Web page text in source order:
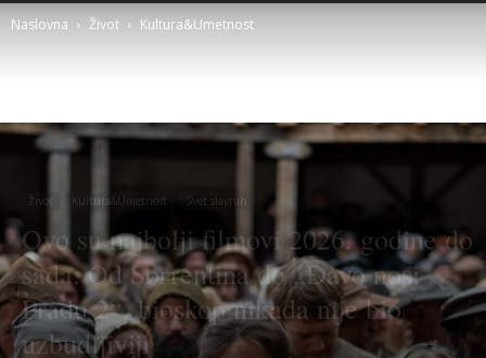
Naslovna Život Kultura&Umetnost
Život Kultura&Umetnost Svet slavnih
Ovo su najbolji filmovi 2026. godine do
sada: Od Sorrentina do „Đavo nosi
Pradu 2“, bioskop nikada nije bio
uzbudljiviji